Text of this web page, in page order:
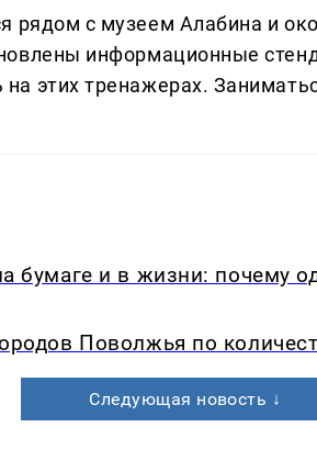
рядом с музеем Алабина и
информационные
этих тренажерах.
бумаге и в жизни: почему
Поволжья по
Следующая новость ↓